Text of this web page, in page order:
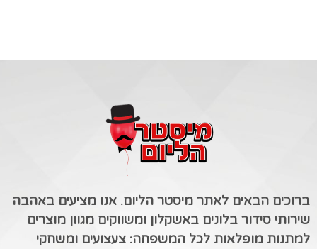
ברוכים הבאים לאתר מיסטר הליום. אנו מציעים באהבה
שירותי סידור בלונים באשקלון ומשווקים מגוון מוצרים
למתנות מופלאות לכל המשפחה: צעצועים ומשחקי